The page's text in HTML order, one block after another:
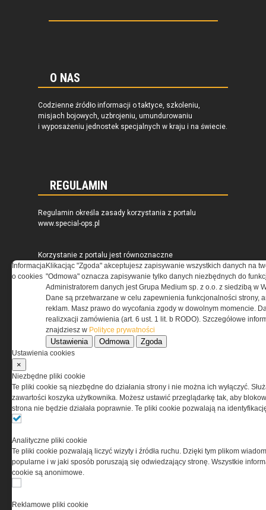
O NAS
Codzienne źródło informacji o taktyce, szkoleniu,
misjach bojowych, uzbrojeniu, umundurowaniu
i wyposażeniu jednostek specjalnych w kraju i na świecie.
REGULAMIN
Regulamin określa zasady korzystania z portalu
www.special-ops.pl
Korzystanie z portalu jest równoznaczne
z zaakceptowaniem warunków ustanowionych
przez Grupa MEDIUM Spółka z ograniczoną
odpowiedzialnością Spółka komandytowa, nr KRS:
0000537655, NIP 1132860378, REGON 146393437
(zwana dalej Grupa MEDIUM) w postaci Regulaminu.
Przeczytaj regulamin
PRYWATNOŚĆ
informacji na Twoim komputerze. Pliki cookies stosujemy
w celu świadczenia usług na najwyższym poziomie,
w tym w sposób dostosowany do indywidualnych potrzeb.
Korzystanie z witryny bez zmiany ustawień dotyczących
dokonać zmiany ustawień przeglądarki dotyczących
Informacja
o cookies
Klikacjąc "Zgoda" akceptujesz zapisywanie wszystkich danych na
"Odmowa" oznacza zapisywanie tylko danych niezbędnych do
Administratorem danych jest Grupa Medium sp. z o.o. z siedzibą w
Dane są przetwarzane w celu zapewnienia funkcjonalności strony,
reklam. Masz prawo do wycofania zgody w dowolnym momencie.
realizxacji zamówienia (art. 6 ust. 1 lit. b RODO). Szczegółowe
znajdziesz w Polityce prywatności
Ustawienia Odmowa Zgoda
Ustawienia cookies
×
Niezbędne pliki cookie
Te pliki cookie są niezbędne do działania strony i nie można ich wyłączyć.
zawartości koszyka użytkownika. Możesz ustawić przeglądarkę tak, aby
strona nie będzie działała poprawnie. Te pliki cookie pozwalają na
Analityczne pliki cookie
Te pliki cookie pozwalają liczyć wizyty i źródła ruchu. Dzięki tym plikom
popularne i w jaki sposób poruszają się odwiedzający stronę. Wszystkie
cookie są anonimowe.
Reklamowe pliki cookie